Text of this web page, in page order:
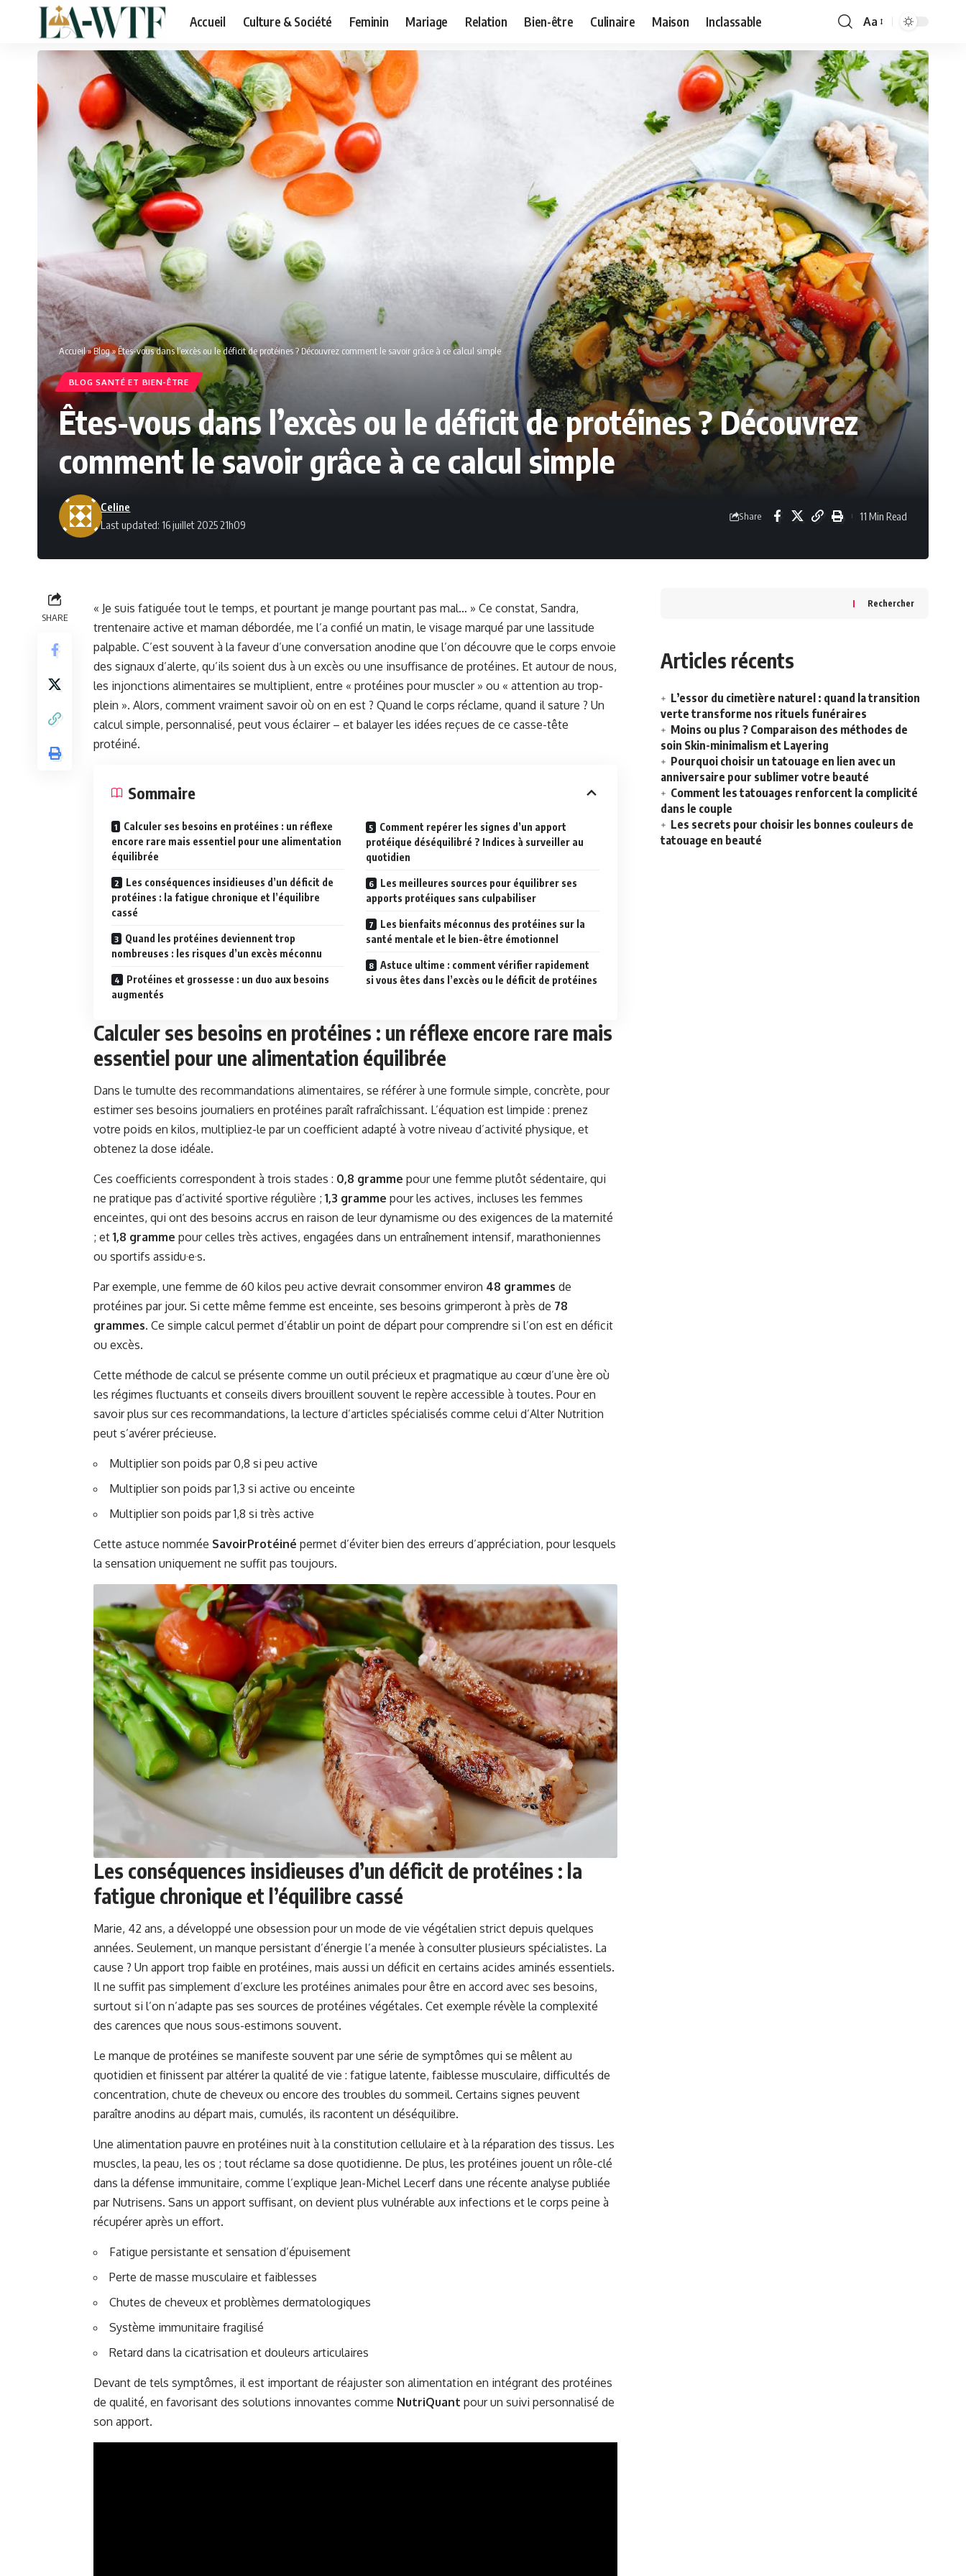
Accueil Culture & Société Feminin Mariage Relation Bien-être Culinaire Maison Inclassable
Font
Resizer
Aa
Accueil»Blog»Êtes-vous dans l’excès ou le déficit de protéines ? Découvrez comment le savoir grâce à ce calcul simple
BLOG SANTÉ ET BIEN-ÊTRE
Êtes-vous dans l’excès ou le déficit de protéines ? Découvrez
comment le savoir grâce à ce calcul simple
Last updated: 16 juillet 2025 21h09
Celine
Share 11 Min Read
SHARE
« Je suis fatiguée tout le temps, et pourtant je mange pourtant pas mal… » Ce constat, Sandra,
trentenaire active et maman débordée, me l’a confié un matin, le visage marqué par une lassitude
palpable. C’est souvent à la faveur d’une conversation anodine que l’on découvre que le corps envoie
des signaux d’alerte, qu’ils soient dus à un excès ou une insuffisance de protéines. Et autour de nous,
les injonctions alimentaires se multiplient, entre « protéines pour muscler » ou « attention au trop-
plein ». Alors, comment vraiment savoir où on en est ? Quand le corps réclame, quand il sature ? Un
calcul simple, personnalisé, peut vous éclairer – et balayer les idées reçues de ce casse-tête
protéiné.
Sommaire
Calculer ses besoins en protéines : un réflexe
encore rare mais essentiel pour une alimentation
équilibrée
Les conséquences insidieuses d’un déficit de
protéines : la fatigue chronique et l’équilibre
cassé
Quand les protéines deviennent trop
nombreuses : les risques d’un excès méconnu
Protéines et grossesse : un duo aux besoins
augmentés
Comment repérer les signes d’un apport
protéique déséquilibré ? Indices à surveiller au
quotidien
Les meilleures sources pour équilibrer ses
apports protéiques sans culpabiliser
Les bienfaits méconnus des protéines sur la
santé mentale et le bien-être émotionnel
Astuce ultime : comment vérifier rapidement
si vous êtes dans l’excès ou le déficit de protéines
Calculer ses besoins en protéines : un réflexe encore rare mais
essentiel pour une alimentation équilibrée
Dans le tumulte des recommandations alimentaires, se référer à une formule simple, concrète, pour
estimer ses besoins journaliers en protéines paraît rafraîchissant. L’équation est limpide : prenez
votre poids en kilos, multipliez-le par un coefficient adapté à votre niveau d’activité physique, et
obtenez la dose idéale.
Ces coefficients correspondent à trois stades : 0,8 gramme pour une femme plutôt sédentaire, qui
ne pratique pas d’activité sportive régulière ; 1,3 gramme pour les actives, incluses les femmes
enceintes, qui ont des besoins accrus en raison de leur dynamisme ou des exigences de la maternité
; et 1,8 gramme pour celles très actives, engagées dans un entraînement intensif, marathoniennes
ou sportifs assidu·e·s.
Par exemple, une femme de 60 kilos peu active devrait consommer environ 48 grammes de
protéines par jour. Si cette même femme est enceinte, ses besoins grimperont à près de 78
grammes. Ce simple calcul permet d’établir un point de départ pour comprendre si l’on est en déficit
ou excès.
Cette méthode de calcul se présente comme un outil précieux et pragmatique au cœur d’une ère où
les régimes fluctuants et conseils divers brouillent souvent le repère accessible à toutes. Pour en
savoir plus sur ces recommandations, la lecture d’articles spécialisés comme celui d’Alter Nutrition
peut s’avérer précieuse.
Multiplier son poids par 0,8 si peu active
Multiplier son poids par 1,3 si active ou enceinte
Multiplier son poids par 1,8 si très active
Cette astuce nommée SavoirProtéiné permet d’éviter bien des erreurs d’appréciation, pour lesquels
la sensation uniquement ne suffit pas toujours.
Les conséquences insidieuses d’un déficit de protéines : la
fatigue chronique et l’équilibre cassé
Marie, 42 ans, a développé une obsession pour un mode de vie végétalien strict depuis quelques
années. Seulement, un manque persistant d’énergie l’a menée à consulter plusieurs spécialistes. La
cause ? Un apport trop faible en protéines, mais aussi un déficit en certains acides aminés essentiels.
Il ne suffit pas simplement d’exclure les protéines animales pour être en accord avec ses besoins,
surtout si l’on n’adapte pas ses sources de protéines végétales. Cet exemple révèle la complexité
des carences que nous sous-estimons souvent.
Le manque de protéines se manifeste souvent par une série de symptômes qui se mêlent au
quotidien et finissent par altérer la qualité de vie : fatigue latente, faiblesse musculaire, difficultés de
concentration, chute de cheveux ou encore des troubles du sommeil. Certains signes peuvent
paraître anodins au départ mais, cumulés, ils racontent un déséquilibre.
Une alimentation pauvre en protéines nuit à la constitution cellulaire et à la réparation des tissus. Les
muscles, la peau, les os ; tout réclame sa dose quotidienne. De plus, les protéines jouent un rôle-clé
dans la défense immunitaire, comme l’explique Jean-Michel Lecerf dans une récente analyse publiée
par Nutrisens. Sans un apport suffisant, on devient plus vulnérable aux infections et le corps peine à
récupérer après un effort.
Fatigue persistante et sensation d’épuisement
Perte de masse musculaire et faiblesses
Chutes de cheveux et problèmes dermatologiques
Système immunitaire fragilisé
Retard dans la cicatrisation et douleurs articulaires
Devant de tels symptômes, il est important de réajuster son alimentation en intégrant des protéines
de qualité, en favorisant des solutions innovantes comme NutriQuant pour un suivi personnalisé de
son apport.
Rechercher
Articles récents
L’essor du cimetière naturel : quand la transition
verte transforme nos rituels funéraires
Moins ou plus ? Comparaison des méthodes de
soin Skin-minimalism et Layering
Pourquoi choisir un tatouage en lien avec un
anniversaire pour sublimer votre beauté
Comment les tatouages renforcent la complicité
dans le couple
Les secrets pour choisir les bonnes couleurs de
tatouage en beauté